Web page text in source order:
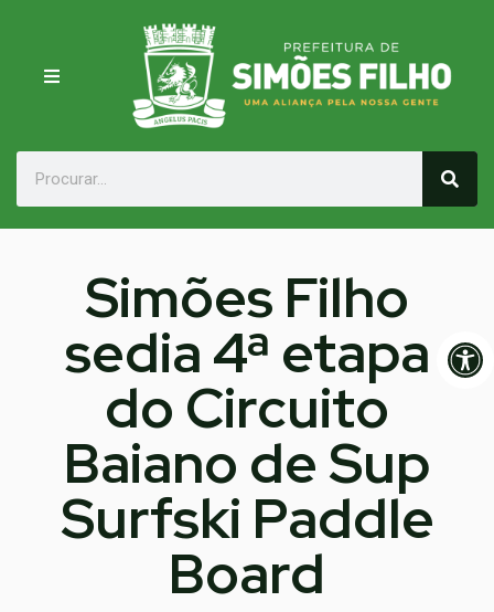
Simões Filho
sedia 4ª etapa
do Circuito
Baiano de Sup
Surfski Paddle
Board